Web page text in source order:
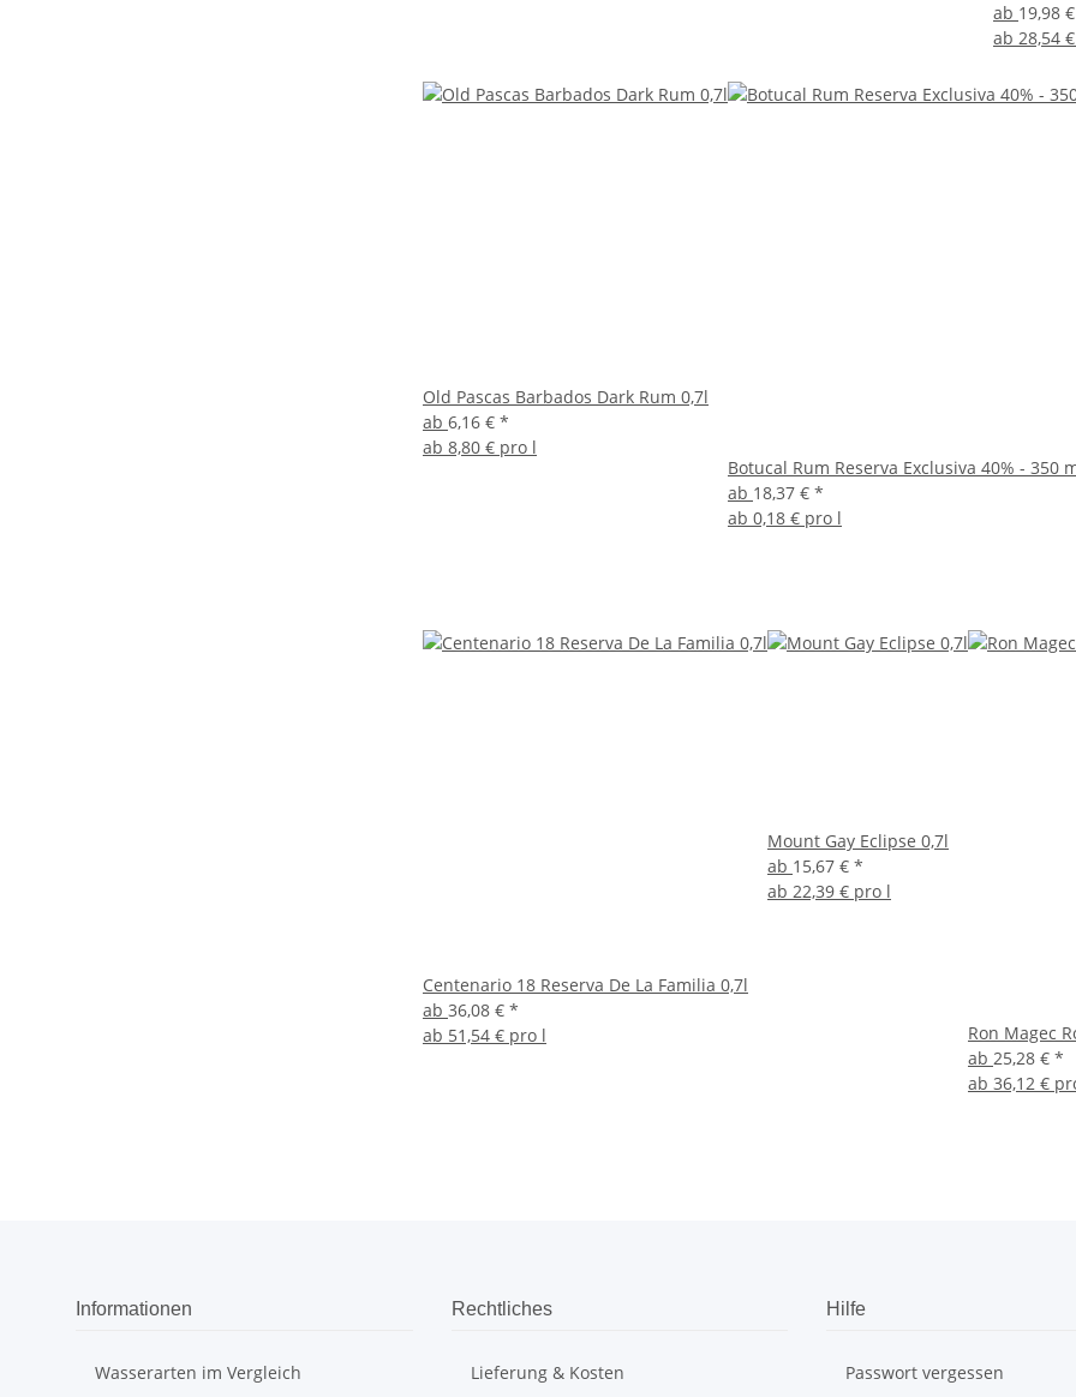
ab 19,98
ab 28,54
Old Pascas Barbados Dark Rum 0,7l
ab 6,16 € *
ab 8,80 € pro l
Botucal Rum Reserva Exclusiva 40% - 350
ab 18,37 € *
ab 0,18 € pro l
Centenario 18 Reserva De La Familia 0,7l
ab 36,08 € *
ab 51,54 € pro l
Mount Gay Eclipse 0,7l
ab 15,67 € *
ab 22,39 € pro l
Ron Magec
ab 25,28 € *
ab 36,12 €
Informationen
Wasserarten im Vergleich
Rechtliches
Lieferung & Kosten
Hilfe
Passwort vergessen